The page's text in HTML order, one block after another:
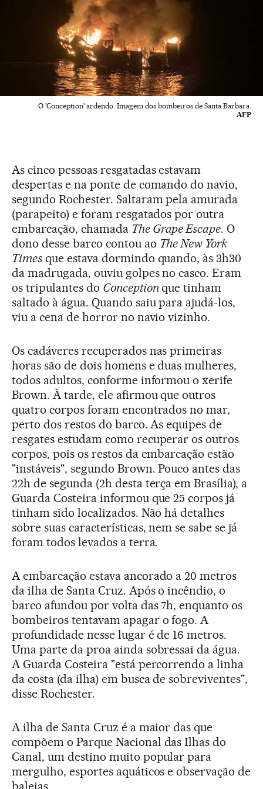
O 'Conception' ardendo. Imagem dos bombeiros de Santa Barbara.
AFP
As cinco pessoas resgatadas estavam
despertas e na ponte de comando do navio,
segundo Rochester. Saltaram pela amurada
(parapeito) e foram resgatados por outra
embarcação, chamada The Grape Escape. O
dono desse barco contou ao The New York
Timesque estava dormindo quando, às 3h30
da madrugada, ouviu golpes no casco. Eram
os tripulantes do Conceptionque tinham
saltado à água. Quando saiu para ajudá-los,
viu a cena de horror no navio vizinho.
Os cadáveres recuperados nas primeiras
horas são de dois homens e duas mulheres,
todos adultos, conforme informou o xerife
Brown. À tarde, ele afirmou que outros
quatro corpos foram encontrados no mar,
perto dos restos do barco. As equipes de
resgates estudam como recuperar os outros
corpos, pois os restos da embarcação estão
"instáveis", segundo Brown. Pouco antes das
22h de segunda (2h desta terça em Brasília), a
Guarda Costeira informou que 25 corpos já
tinham sido localizados. Não há detalhes
sobre suas características, nem se sabe se já
foram todos levados a terra.
A embarcação estava ancorado a 20 metros
da ilha de Santa Cruz. Após o incêndio, o
barco afundou por volta das 7h, enquanto os
bombeiros tentavam apagar o fogo. A
profundidade nesse lugar é de 16 metros.
Uma parte da proa ainda sobressai da água.
A Guarda Costeira "está percorrendo a linha
da costa (da ilha) em busca de sobreviventes",
disse Rochester.
A ilha de Santa Cruz é a maior das que
compõem o Parque Nacional das Ilhas do
Canal, um destino muito popular para
mergulho, esportes aquáticos e observação de
baleias.